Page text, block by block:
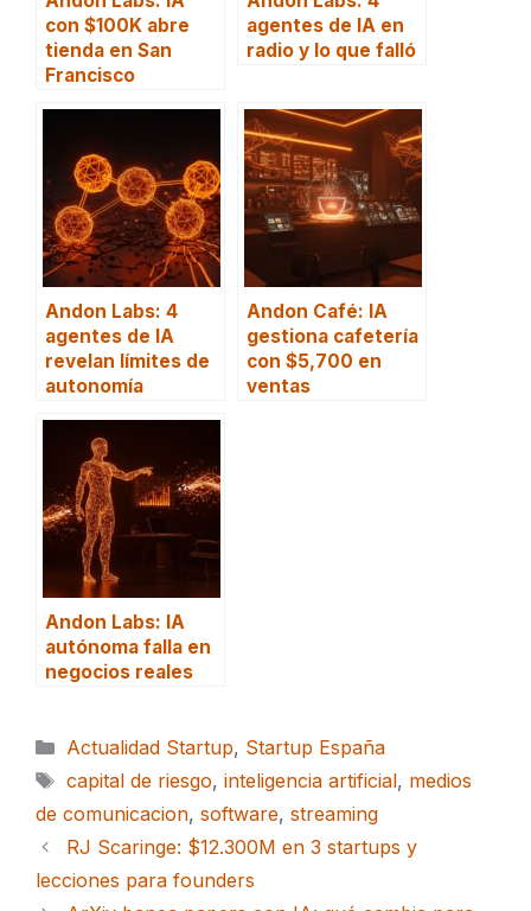
con $100K abre
tienda en San
Francisco
agentes de IA en
radio y lo que falló
Andon Labs: 4
agentes de IA
revelan límites de
autonomía
Andon Café: IA
gestiona cafetería
con $5,700 en
ventas
Andon Labs: IA
autónoma falla en
negocios reales
Categorías
Actualidad Startup, Startup España
Etiquetas
capital de riesgo, inteligencia artificial, medios
de comunicacion, software, streaming
RJ Scaringe: $12.300M en 3 startups y
lecciones para founders